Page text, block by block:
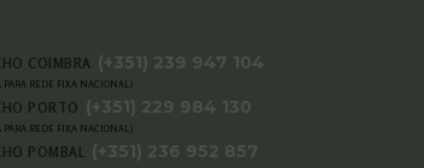
COIMBRA (+351) 239 947 104
REDE FIXA NACIONAL)
PORTO (+351) 229 984 130
REDE FIXA NACIONAL)
POMBAL (+351) 236 952 857